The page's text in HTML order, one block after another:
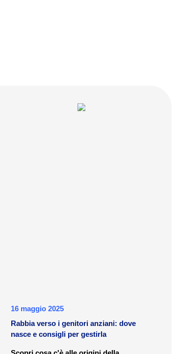
16 maggio 2025
Rabbia verso i genitori anziani: dove
nasce e consigli per gestirla